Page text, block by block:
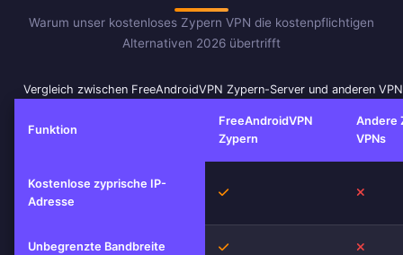
Warum unser kostenloses Zypern VPN die kostenpflichtigen
Alternativen 2026 übertrifft
Vergleich zwischen FreeAndroidVPN Zypern-Server und anderen
Funktion
FreeAndroidVPN
Zypern
Andere
VPNs
Kostenlose zyprische IP-
Adresse
Ja
Unbegrenzte Bandbreite Ja